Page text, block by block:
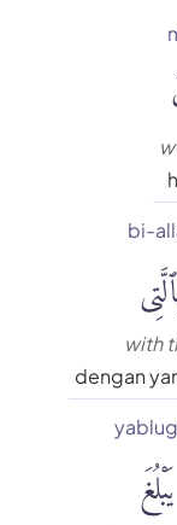
bi-
with
dengan
يَبْلُغَ